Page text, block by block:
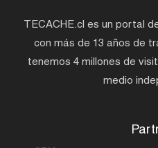
TECACHE.cl es un portal
con más de 13 años de
tenemos 4 millones de
medio